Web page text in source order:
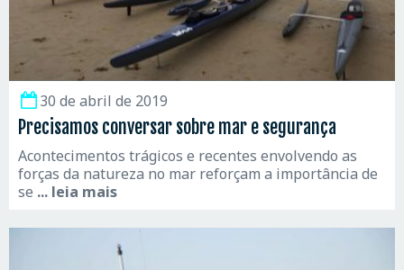
30 de abril de 2019
Precisamos conversar sobre mar e segurança
Acontecimentos trágicos e recentes envolvendo as
forças da natureza no mar reforçam a importância de
se ... leia mais